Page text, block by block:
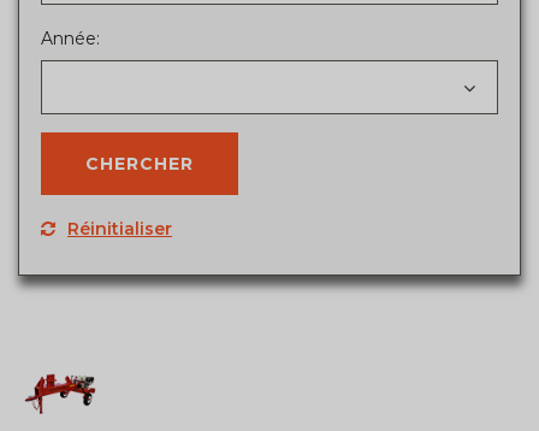
Année:
Réinitialiser